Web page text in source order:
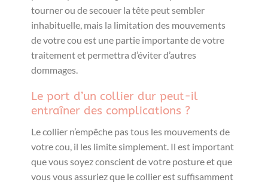
tourner ou de secouer la tête peut sembler
inhabituelle, mais la limitation des mouvements
de votre cou est une partie importante de votre
traitement et permettra d’éviter d’autres
dommages.
Le port d’un collier dur peut-il
entraîner des complications ?
Le collier n’empêche pas tous les mouvements de
votre cou, il les limite simplement. Il est important
que vous soyez conscient de votre posture et que
vous vous assuriez que le collier est suffisamment